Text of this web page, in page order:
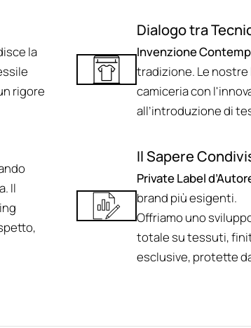
la
rigore
Dialogo tra
Invenzione
tradizione. Le
camiceria con
all’introduzione di
Il
Il Sapere
Private Label
brand più esigenti.
Offriamo uno
totale su tessuti,
esclusive, protette